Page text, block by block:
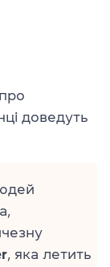
доведуть
, яка летить